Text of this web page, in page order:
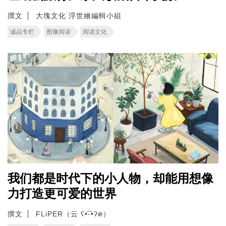
撰文 大塊文化 浮世繪編輯小組
诚品专栏 图像阅读 阅读文化
我们都是时代下的小人物，却能用想像
力打造更可爱的世界
撰文 FLiPER（云 ʕ•͡-•ʔฅ）